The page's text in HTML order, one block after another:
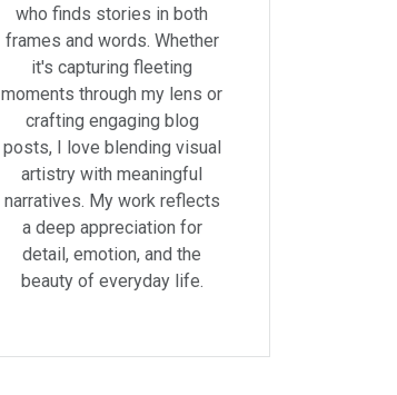
who finds stories in both
frames and words. Whether
it's capturing fleeting
moments through my lens or
crafting engaging blog
posts, I love blending visual
artistry with meaningful
narratives. My work reflects
a deep appreciation for
detail, emotion, and the
beauty of everyday life.